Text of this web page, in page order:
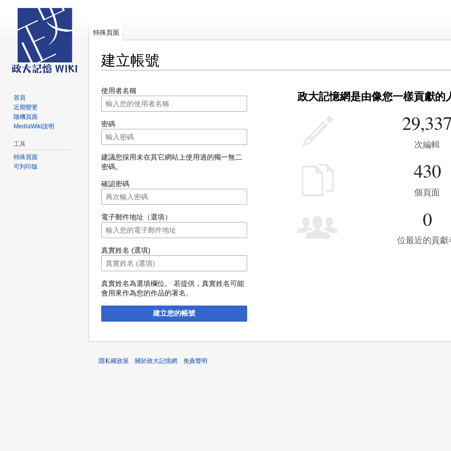
建立帳號
至
導
至
搜
使用者名稱
密碼
建議您採用未在其它網站上使用過的獨一無二
密碼。
確認密碼
電子郵件地址（選填）
真實姓名 (選填)
真實姓名為選填欄位。 若提供，真實姓名可能
會用來作為您的作品的署名。
建立您的帳號
政大記憶網是由像您一樣貢獻的
次編輯
430
個頁面
0
位最近的貢獻
特殊頁面
首頁
近期變更
隨機頁面
MediaWiki說明
工具
特殊頁面
可列印版
隱私權政策 關於政大記憶網 免責聲明